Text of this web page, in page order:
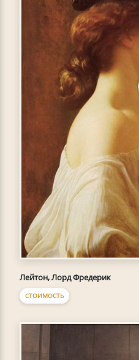
Лейтон, Лорд Фредерик
СТОИМОСТЬ